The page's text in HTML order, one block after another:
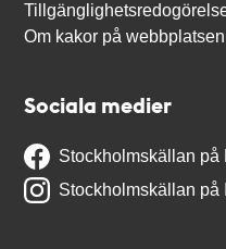
Om kakor på webbplatsen
Sociala medier
Stockholmskällan på
Stockholmskällan på